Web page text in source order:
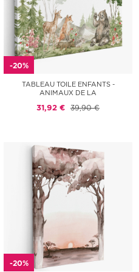
-20%
TABLEAU TOILE ENFANTS -
ANIMAUX DE LA
31,92 € 39,90 €
-20%